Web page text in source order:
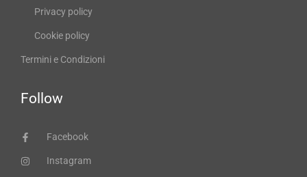
Privacy policy
Cookie policy
Termini e Condizioni
Follow
Facebook
Instagram